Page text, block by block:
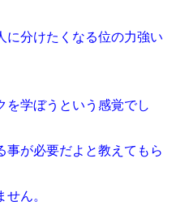
分けたくなる位の力強い
学ぼうという感覚でし
が必要だよと教えてもら
ん。